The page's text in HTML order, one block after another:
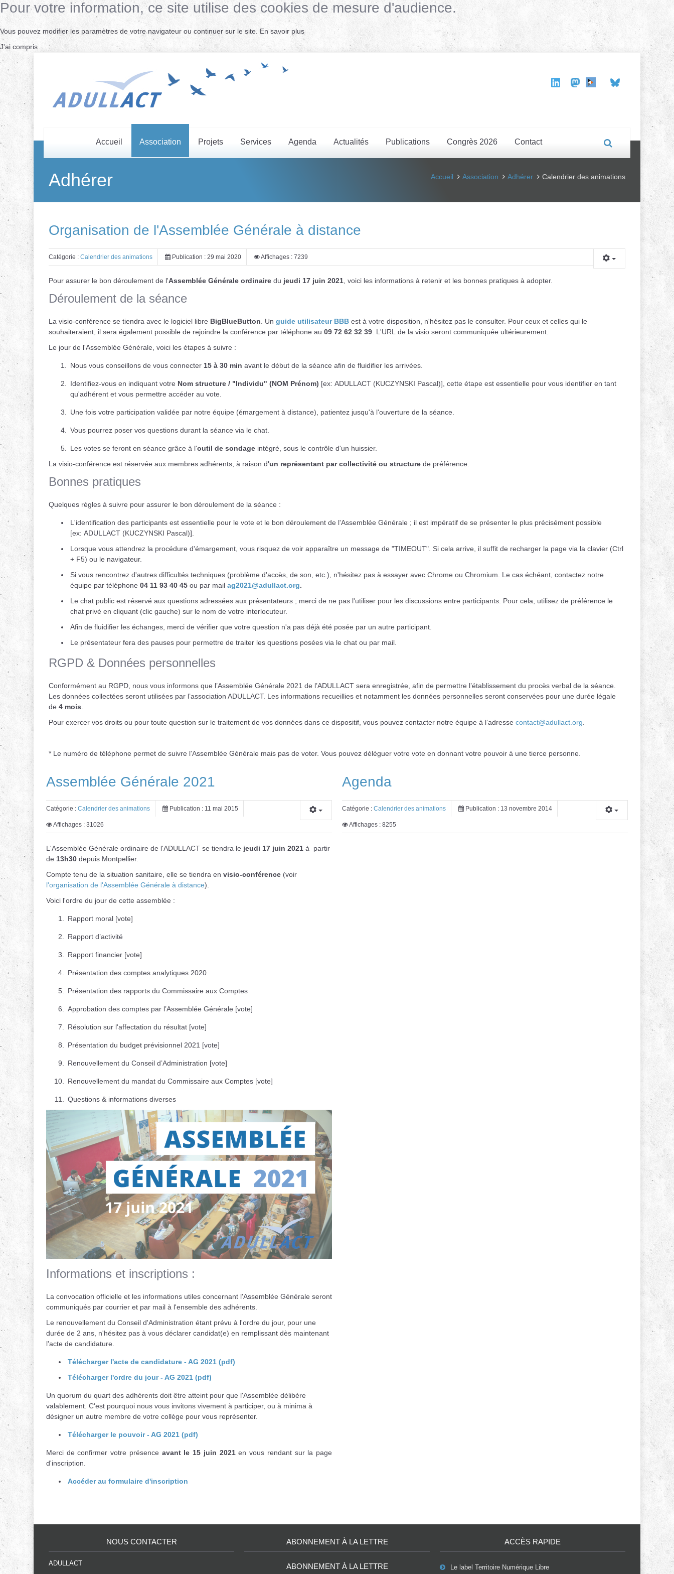
Pour votre information, ce site utilise des cookies de mesure d'audience.
Vous pouvez modifier les paramètres de votre navigateur ou continuer sur le site. En savoir plus
J'ai compris
Accueil Association Projets Services Agenda Actualités Publications Congrès 2026 Contact
Adhérer Accueil Association Adhérer Calendrier des animations
Organisation de l'Assemblée Générale à distance
Catégorie : Calendrier des animations Publication : 29 mai 2020 Affichages : 7239
Pour assurer le bon déroulement de l'Assemblée Générale ordinaire du jeudi 17 juin 2021 , voici les informations à retenir et les bonnes pratiques à adopter.
Déroulement de la séance
La visio-conférence se tiendra avec le logiciel libre BigBlueButton . Un guide utilisateur BBB est à votre disposition, n'hésitez pas le consulter. Pour ceux et celles qui le
souhaiteraient, il sera également possible de rejoindre la conférence par téléphone au 09 72 62 32 39 . L'URL de la visio seront communiquée ultérieurement.
Le jour de l'Assemblée Générale, voici les étapes à suivre :
Nous vous conseillons de vous connecter 15 à 30 min avant le début de la séance afin de fluidifier les arrivées.
Identifiez-vous en indiquant votre Nom structure / "Individu" (NOM Prénom) [ex: ADULLACT (KUCZYNSKI Pascal)], cette étape est essentielle pour vous identifier en tant
qu'adhérent et vous permettre accéder au vote.
Une fois votre participation validée par notre équipe (émargement à distance), patientez jusqu'à l'ouverture de la séance.
Vous pourrez poser vos questions durant la séance via le chat.
Les votes se feront en séance grâce à l'outil de sondage intégré, sous le contrôle d'un huissier.
La visio-conférence est réservée aux membres adhérents, à raison d'un représentant par collectivité ou structure de préférence.
Bonnes pratiques
Quelques règles à suivre pour assurer le bon déroulement de la séance :
L'identification des participants est essentielle pour le vote et le bon déroulement de l'Assemblée Générale ; il est impératif de se présenter le plus précisément possible
[ex: ADULLACT (KUCZYNSKI Pascal)].
Lorsque vous attendrez la procédure d'émargement, vous risquez de voir apparaître un message de "TIMEOUT". Si cela arrive, il suffit de recharger la page via la clavier (Ctrl
+ F5) ou le navigateur.
Si vous rencontrez d'autres difficultés techniques (problème d'accès, de son, etc.), n'hésitez pas à essayer avec Chrome ou Chromium. Le cas échéant, contactez notre
équipe par téléphone 04 11 93 40 45 ou par mail ag2021@adullact.org.
Le chat public est réservé aux questions adressées aux présentateurs ; merci de ne pas l'utiliser pour les discussions entre participants. Pour cela, utilisez de préférence le
chat privé en cliquant (clic gauche) sur le nom de votre interlocuteur.
Afin de fluidifier les échanges, merci de vérifier que votre question n'a pas déjà été posée par un autre participant.
Le présentateur fera des pauses pour permettre de traiter les questions posées via le chat ou par mail.
RGPD & Données personnelles
Conformément au RGPD, nous vous informons que l’Assemblée Générale 2021 de l’ADULLACT sera enregistrée, afin de permettre l’établissement du procès verbal de la séance.
Les données collectées seront utilisées par l’association ADULLACT. Les informations recueillies et notamment les données personnelles seront conservées pour une durée légale
de 4 mois
Pour exercer vos droits ou pour toute question sur le traitement de vos données dans ce dispositif, vous pouvez contacter notre équipe à l’adresse contact@adullact.org
* Le numéro de téléphone permet de suivre l'Assemblée Générale mais pas de voter. Vous pouvez déléguer votre vote en donnant votre pouvoir à une tierce personne.
Assemblée Générale 2021
Catégorie : Calendrier des animations Publication : 11 mai 2015
Affichages : 31026
L'Assemblée Générale ordinaire de l'ADULLACT se tiendra le jeudi 17 juin 2021 à partir
de 13h30 depuis Montpellier.
Compte tenu de la situation sanitaire, elle se tiendra en visio-conférence (voir
l'organisation de l'Assemblée Générale à distance).
Voici l'ordre du jour de cette assemblée :
Rapport moral [vote]
Rapport d’activité
Rapport financier [vote]
Présentation des comptes analytiques 2020
Présentation des rapports du Commissaire aux Comptes
Approbation des comptes par l’Assemblée Générale [vote]
Résolution sur l'affectation du résultat [vote]
Présentation du budget prévisionnel 2021 [vote]
Renouvellement du Conseil d’Administration [vote]
Renouvellement du mandat du Commissaire aux Comptes [vote]
Questions & informations diverses
Informations et inscriptions :
La convocation officielle et les informations utiles concernant l'Assemblée Générale seront
communiqués par courrier et par mail à l'ensemble des adhérents.
Le renouvellement du Conseil d'Administration étant prévu à l'ordre du jour, pour une
durée de 2 ans, n'hésitez pas à vous déclarer candidat(e) en remplissant dès maintenant
l'acte de candidature.
Télécharger l'acte de candidature - AG 2021 (pdf)
Télécharger l'ordre du jour - AG 2021 (pdf)
Un quorum du quart des adhérents doit être atteint pour que l'Assemblée délibère
valablement. C'est pourquoi nous vous invitons vivement à participer, ou à minima à
désigner un autre membre de votre collège pour vous représenter.
Télécharger le pouvoir - AG 2021 (pdf)
Merci de confirmer votre présence avant le 15 juin 2021en vous rendant sur la page
d'inscription.
Accéder au formulaire d'inscription
Agenda
Catégorie : Calendrier des animations Publication : 13 novembre 2014
Affichages : 8255
NOUS CONTACTER
ADULLACT
ABONNEMENT À LA LETTRE
ABONNEMENT À LA LETTRE
ACCÈS RAPIDE
Le label Territoire Numérique Libre